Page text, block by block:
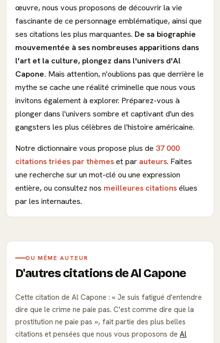
œuvre, nous vous proposons de découvrir la vie
fascinante de ce personnage emblématique, ainsi que
ses citations les plus marquantes. De sa biographie
mouvementée à ses nombreuses apparitions dans
l'art et la culture, plongez dans l'univers d'Al
Capone. Mais attention, n'oublions pas que derrière le
mythe se cache une réalité criminelle que nous vous
invitons également à explorer. Préparez-vous à
plonger dans l'univers sombre et captivant d'un des
gangsters les plus célèbres de l'histoire américaine.
Notre dictionnaire vous propose plus de 37 000
citations triées par thèmeset par auteurs. Faites
une recherche sur un mot-clé ou une expression
entière, ou consultez nos meilleures citationsélues
par les internautes.
DU MÊME AUTEUR
D'autres citations de Al Capone
Cette citation de Al Capone :
Je suis fatigué d'entendre
dire que le crime ne paie pas. C'est comme dire que la
prostitution ne paie pas
, fait partie des plus belles
citations et pensées que nous vous proposons de Al